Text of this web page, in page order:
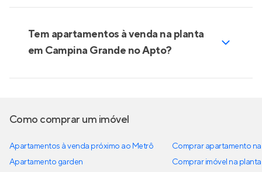
Tem apartamentos à venda na planta
em Campina Grande no Apto?
Como comprar um imóvel
Apartamentos à venda próximo ao Metrô
Apartamento garden
Comprar apartamento
Comprar imóvel na planta